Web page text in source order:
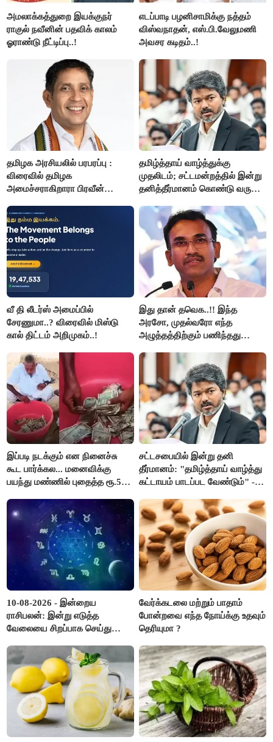
அமலாக்கத்துறை இயக்குநர்
ராகுல் நவீனின் பதவிக் காலம்
ஓராண்டு நீட்டிப்பு..!
எடப்பாடி பழனிசாமிக்கு நத்தம்
விஸ்வநாதன், எஸ்.பி.வேலுமணி
அவசர கடிதம்..!
தமிழக அரசியலில் பரபரப்பு :
விரைவில் தமிழக
அமைச்சராகிறாரா பிரவீன்
தமிழ்த்தாய் வாழ்த்துக்கு
முதலிடம்; சட்டமன்றத்தில் இன்று
தனித்தீர்மானம் கொண்டு வரும்
வீ தி லீடர்ஸ் அமைப்பில்
சேரணுமா..? விரைவில் மிஸ்டு
கால் திட்டம் அறிமுகம்..!
இது தான் தவெக..!! இந்த
அரசோ, முதல்வரோ எந்த
அழுத்தத்திற்கும் பணிந்தது
அருண்ராஜ்..!
இப்படி நடக்கும் என நினைச்சு
கூட பார்க்கல... மனைவிக்கு
பயந்து மண்ணில் புதைத்த ரூ.5
சட்டசபையில் இன்று தனி
தீர்மானம்: "தமிழ்த்தாய் வாழ்த்து
கட்டாயம் பாடப்பட வேண்டும்" -
10-08-2026 - இன்றைய
ராசிபலன்: இன்று எடுத்த
வேலையை சிறப்பாக செய்து
அதே நேரத்தில் கூடுதலாக
உழைக்க வேண்டி இருக்கும்..!
வேர்க்கடலை மற்றும் பாதாம்
போன்றவை எந்த நோய்க்கு உதவும்
தெரியுமா ?